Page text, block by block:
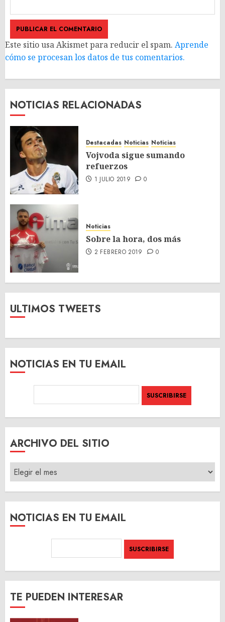
Este sitio usa Akismet para reducir el spam. Aprende
cómo se procesan los datos de tus comentarios.
NOTICIAS RELACIONADAS
Destacadas Noticias Noticias
Vojvoda sigue sumando
refuerzos
1 JULIO 2019 0
Noticias
Sobre la hora, dos más
2 FEBRERO 2019 0
ULTIMOS TWEETS
NOTICIAS EN TU EMAIL
ARCHIVO DEL SITIO
ARCHIVO
DEL
SITIO
NOTICIAS EN TU EMAIL
TE PUEDEN INTERESAR